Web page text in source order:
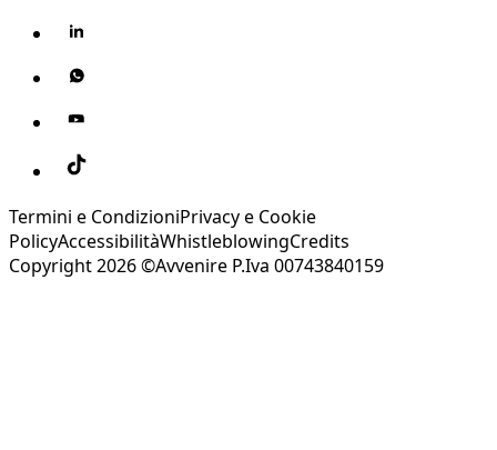
Termini e CondizioniPrivacy e Cookie
PolicyAccessibilitàWhistleblowingCredits
Copyright 2026 ©Avvenire P.Iva 00743840159